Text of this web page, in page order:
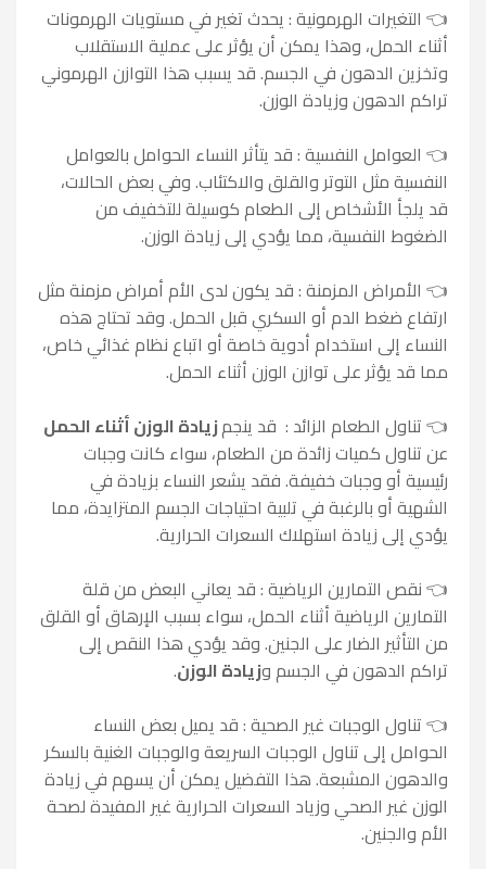
👈 التغيرات الهرمونية : يحدث تغير في مستويات الهرمونات
أثناء الحمل، وهذا يمكن أن يؤثر على عملية الاستقلاب
وتخزين الدهون في الجسم. قد يسبب هذا التوازن الهرموني
تراكم الدهون وزيادة الوزن.
👈 العوامل النفسية : قد يتأثر النساء الحوامل بالعوامل
النفسية مثل التوتر والقلق والاكتئاب. وفي بعض الحالات،
قد يلجأ الأشخاص إلى الطعام كوسيلة للتخفيف من
الضغوط النفسية، مما يؤدي إلى زيادة الوزن.
👈 الأمراض المزمنة : قد يكون لدى الأم أمراض مزمنة مثل
ارتفاع ضغط الدم أو السكري قبل الحمل. وقد تحتاج هذه
النساء إلى استخدام أدوية خاصة أو اتباع نظام غذائي خاص،
مما قد يؤثر على توازن الوزن أثناء الحمل.
👈 تناول الطعام الزائد : قد ينجمزيادة الوزن أثناء الحمل
عن تناول كميات زائدة من الطعام، سواء كانت وجبات
رئيسية أو وجبات خفيفة. فقد يشعر النساء بزيادة في
الشهية أو بالرغبة في تلبية احتياجات الجسم المتزايدة، مما
يؤدي إلى زيادة استهلاك السعرات الحرارية.
👈نقص التمارين الرياضية : قد يعاني البعض من قلة
التمارين الرياضية أثناء الحمل، سواء بسبب الإرهاق أو القلق
من التأثير الضار على الجنين. وقد يؤدي هذا النقص إلى
تراكم الدهون في الجسم وزيادة الوزن.
👈تناول الوجبات غير الصحية : قد يميل بعض النساء
الحوامل إلى تناول الوجبات السريعة والوجبات الغنية بالسكر
والدهون المشبعة. هذا التفضيل يمكن أن يسهم في زيادة
الوزن غير الصحي وزياد السعرات الحرارية غير المفيدة لصحة
الأم والجنين.